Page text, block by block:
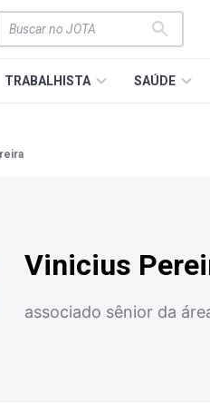
TRABALHISTA SAÚDE
Vinicius
associado sênior da